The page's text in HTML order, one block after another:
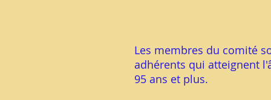
Les membres du comité
adhérents qui atteignent
95 ans et plus.